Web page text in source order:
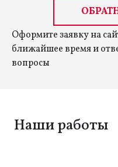
Оформите заявку на
ближайшее время и
вопросы
Наши работы